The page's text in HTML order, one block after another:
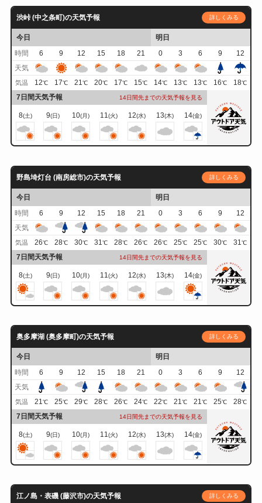
渋峠 (中之条町)の天気予報 詳しくみる
今日
明日
時間
6 9 12 15 18 21 0 3 6 9
12
天気
気温 12℃ 17℃ 21℃ 20℃ 17℃ 15℃ 14℃ 13℃ 13℃ 16℃ 18℃
7日間天気予報 14日間先までの天気予報を見る
8(土) 9(日) 10(月) 11(火) 12(水) 13(木) 14(金)
野島埼灯台 (南房総市)の天気予報 詳しくみる
今日
明日
時間
6 9 12 15 18 21 0 3 6 9
12
天気
気温 26℃ 28℃ 30℃ 31℃ 28℃ 26℃ 26℃ 25℃ 25℃ 30℃ 31℃
7日間天気予報 14日間先までの天気予報を見る
8(土) 9(日) 10(月) 11 (火) 12(水) 13(木) 14(金)
奥多摩湖 (奥多摩町)の天気予報 詳しくみる
今日
明日
時間
6 9 12 15 18 21 0 3 6 9
12
天気
気温 21℃ 25℃ 29℃ 28℃ 26℃ 24℃ 22℃ 21℃ 21℃ 25℃ 28℃
7日間天気予報 14日間先までの天気予報を見る
8(土) 9(日) 10(月) 11(火) 12(水) 13(木) 14(金)
江ノ島・表磯 (藤沢市)の天気予報 詳しくみる